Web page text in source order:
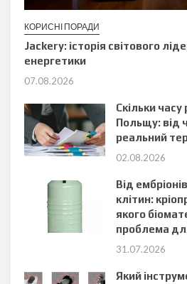
КОРИСНІ ПОРАДИ
Jackery: історія світового
енергетики
07.08.2026
Скільки часу
Польщу: від
реальний
02.08.2026
Від
клітин:
якого
проблема
31.07.2026
Який